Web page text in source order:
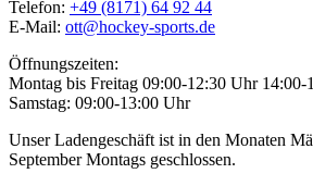
Telefon: +49 (8171) 64 92 44
E-Mail: ott@hockey-sports.de
Öffnungszeiten:
Montag bis Freitag 09:00-12:30 Uhr 14:00-
Samstag: 09:00-13:00 Uhr
Unser Ladengeschäft ist in den Monaten
September Montags geschlossen.